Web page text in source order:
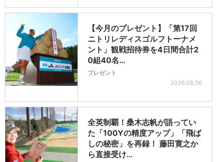
【今月のプレゼント】「第17回
ニトリレディスゴルフトーナメ
ント」観戦招待券を4日間合計2
0組40名…
プレゼント
2026.08.06
全英制覇！桑木志帆が語ってい
た「100Yの精度アップ」「飛ば
しの秘密」を再録！ 藤田寛之か
ら直接受け…